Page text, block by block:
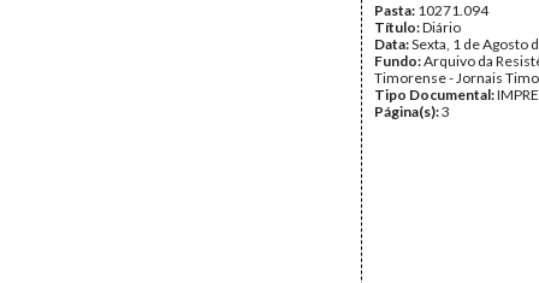
Pasta: 10271.094
Título:Diário
Data:Sexta, 1 de Agosto
Fundo:Arquivo da
Timorense - Jornais
Tipo Documental:
Página(s):3